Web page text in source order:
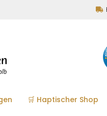
🛒 Haptischer Shop